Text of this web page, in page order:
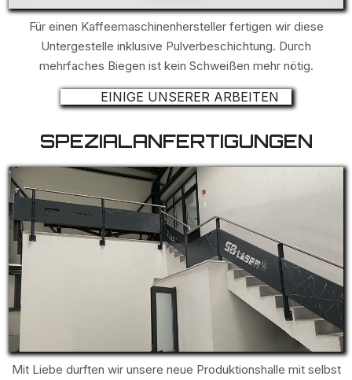
Für einen Kaffeemaschinenhersteller fertigen wir diese
Untergestelle inklusive Pulverbeschichtung. Durch
mehrfaches Biegen ist kein Schweißen mehr nötig.
EINIGE UNSERER ARBEITEN
SPEZIALANFERTIGUNGEN
Mit Liebe durften wir unsere neue Produktionshalle mit selbst